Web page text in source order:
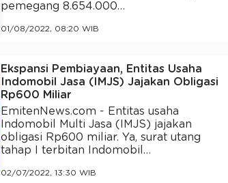
pemegang 8.654.000…
01/08/2022, 08:20 WIB
Ekspansi Pembiayaan, Entitas Usaha
Indomobil Jasa (IMJS) Jajakan Obligasi
Rp600 Miliar
EmitenNews.com - Entitas usaha
Indomobil Multi Jasa (IMJS) jajakan
obligasi Rp600 miliar. Ya, surat utang
tahap I terbitan Indomobil…
02/07/2022, 13:30 WIB